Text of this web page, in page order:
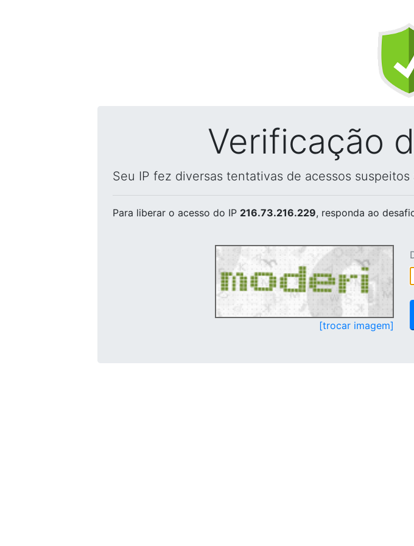
Verificação
Seu IP fez diversas tentativas de acessos
Para liberar o acesso do IP 216.73.216.229, responda ao
[trocar imagem]